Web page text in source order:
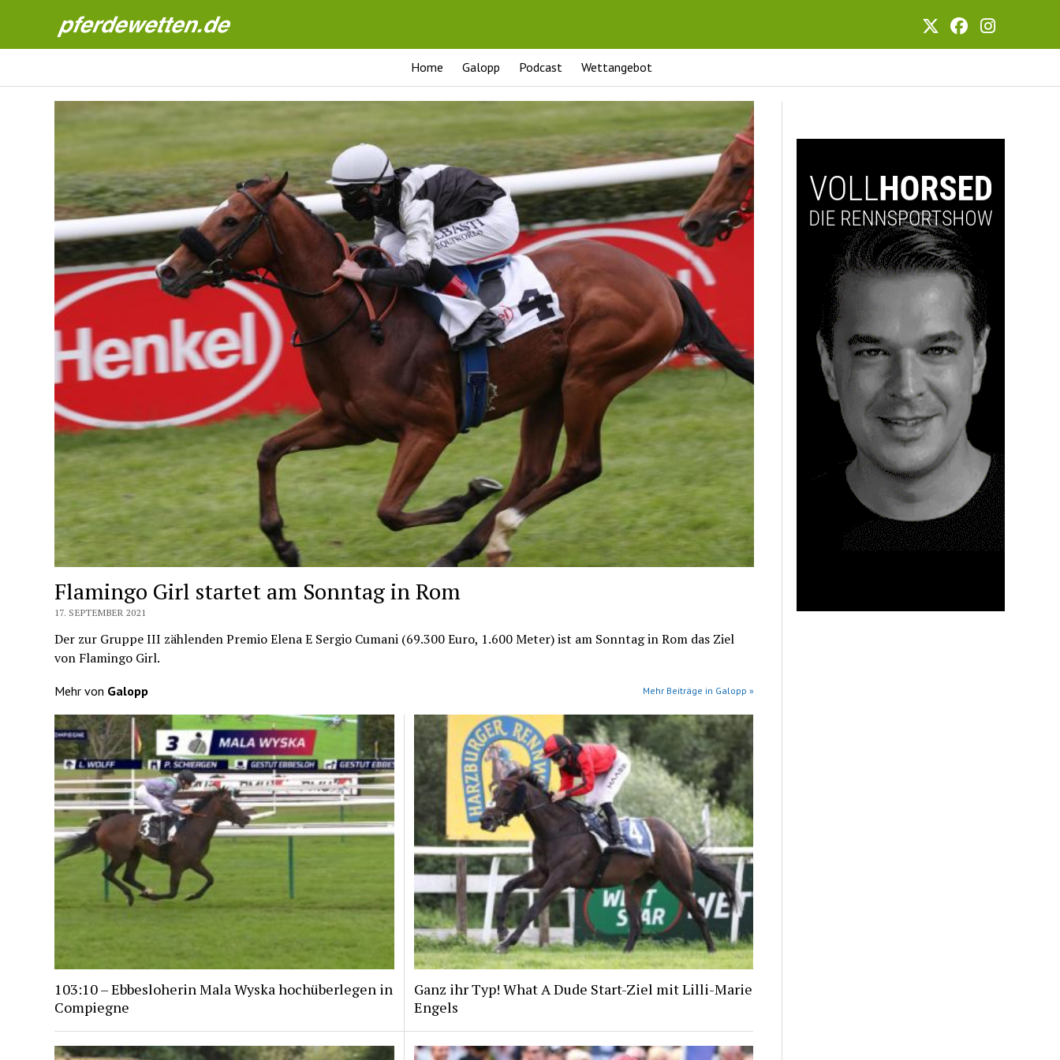
Pferdewetten News
Home Galopp Podcast Wettangebot
Flamingo Girl startet am Sonntag in Rom
17. SEPTEMBER 2021
Der zur Gruppe III zählenden Premio Elena E Sergio Cumani (69.300 Euro, 1.600 Meter) ist am Sonntag in Rom das Ziel
von Flamingo Girl.
Mehr von Galopp Mehr Beiträge in Galopp »
103:10 – Ebbesloherin Mala Wyska hochüberlegen in
Compiegne
Ganz ihr Typ! What A Dude Start-Ziel mit Lilli-Marie
Engels